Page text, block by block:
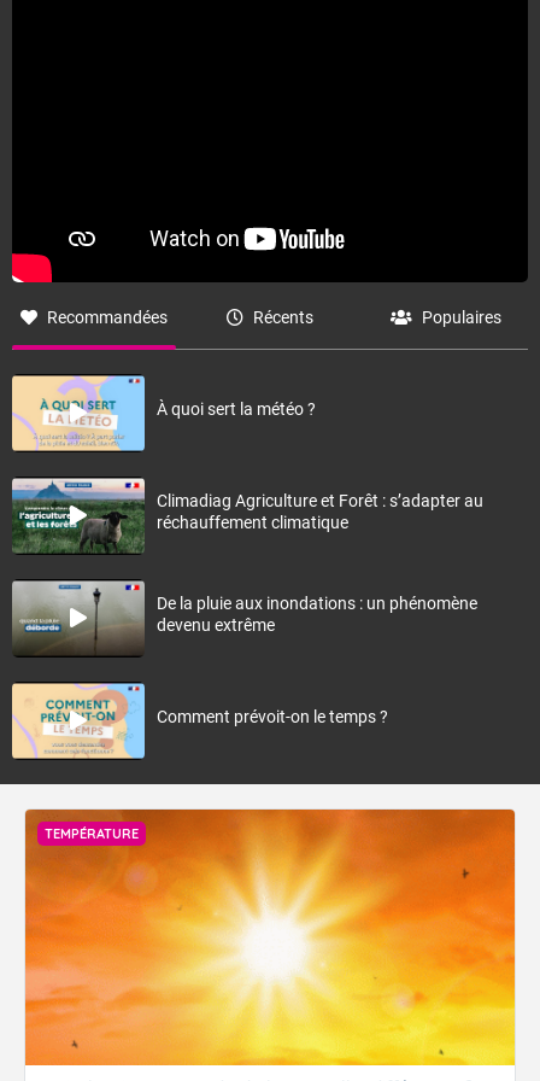
Recommandées Récents Populaires
À quoi sert la météo ?
Climadiag Agriculture et Forêt : s’adapter au
réchauffement climatique
De la pluie aux inondations : un phénomène
devenu extrême
Comment prévoit-on le temps ?
TEMPÉRATURE